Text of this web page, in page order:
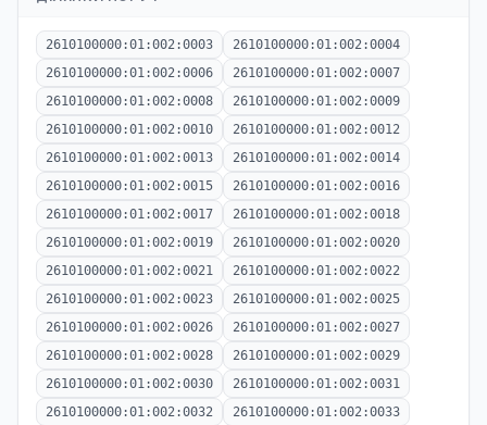
2610100000:01:002:0003
2610100000:01:002:0004
2610100000:01:002:0006
2610100000:01:002:0007
2610100000:01:002:0008
2610100000:01:002:0009
2610100000:01:002:0010
2610100000:01:002:0012
2610100000:01:002:0013
2610100000:01:002:0014
2610100000:01:002:0015
2610100000:01:002:0016
2610100000:01:002:0017
2610100000:01:002:0018
2610100000:01:002:0019
2610100000:01:002:0020
2610100000:01:002:0021
2610100000:01:002:0022
2610100000:01:002:0023
2610100000:01:002:0025
2610100000:01:002:0026
2610100000:01:002:0027
2610100000:01:002:0028
2610100000:01:002:0029
2610100000:01:002:0030
2610100000:01:002:0031
2610100000:01:002:0032
2610100000:01:002:0033